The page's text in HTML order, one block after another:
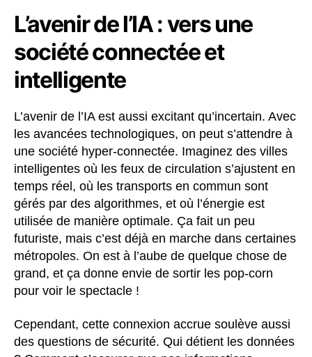
L’avenir de l’IA : vers une
société connectée et
intelligente
L’avenir de l’IA est aussi excitant qu’incertain. Avec
les avancées technologiques, on peut s’attendre à
une société hyper-connectée. Imaginez des villes
intelligentes où les feux de circulation s’ajustent en
temps réel, où les transports en commun sont
gérés par des algorithmes, et où l’énergie est
utilisée de manière optimale. Ça fait un peu
futuriste, mais c’est déjà en marche dans certaines
métropoles. On est à l’aube de quelque chose de
grand, et ça donne envie de sortir les pop-corn
pour voir le spectacle !
Cependant, cette connexion accrue soulève aussi
des questions de sécurité. Qui détient les données